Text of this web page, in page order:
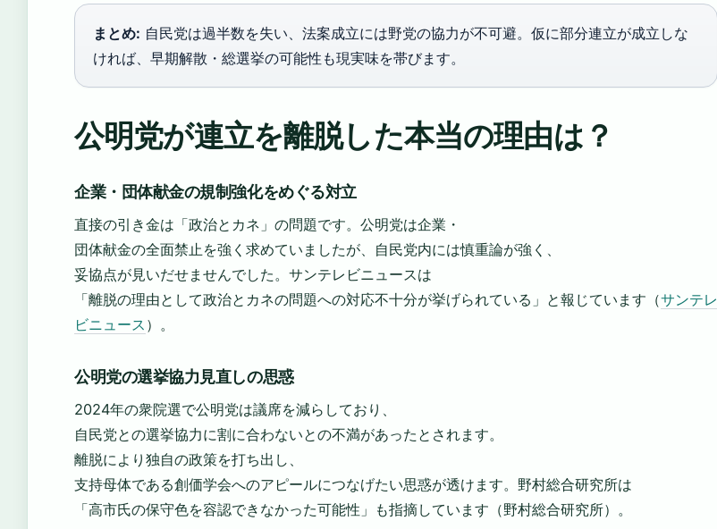
まとめ: 自民党は過半数を失い、法案成立には野党の協力が不可避。仮に部分連立が成立しな
ければ、早期解散・総選挙の可能性も現実味を帯びます。
公明党が連立を離脱した本当の理由は？
企業・団体献金の規制強化をめぐる対立
直接の引き金は「政治とカネ」の問題です。公明党は企業・
団体献金の全面禁止を強く求めていましたが、自民党内には慎重論が強く、
妥協点が見いだせませんでした。サンテレビニュースは
「離脱の理由として政治とカネの問題への対応不十分が挙げられている」と報じています（サンテレ
ビニュース ）。
公明党の選挙協力見直しの思惑
2024年の衆院選で公明党は議席を減らしており、
自民党との選挙協力に割に合わないとの不満があったとされます。
離脱により独自の政策を打ち出し、
支持母体である創価学会へのアピールにつなげたい思惑が透けます。野村総合研究所は
「高市氏の保守色を容認できなかった可能性」も指摘しています（野村総合研究所）。